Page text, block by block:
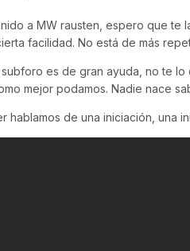
a MW rausten, espero que te
facilidad. No está de más
es de gran ayuda, no te
mejor podamos. Nadie nace
hablamos de una iniciación, una